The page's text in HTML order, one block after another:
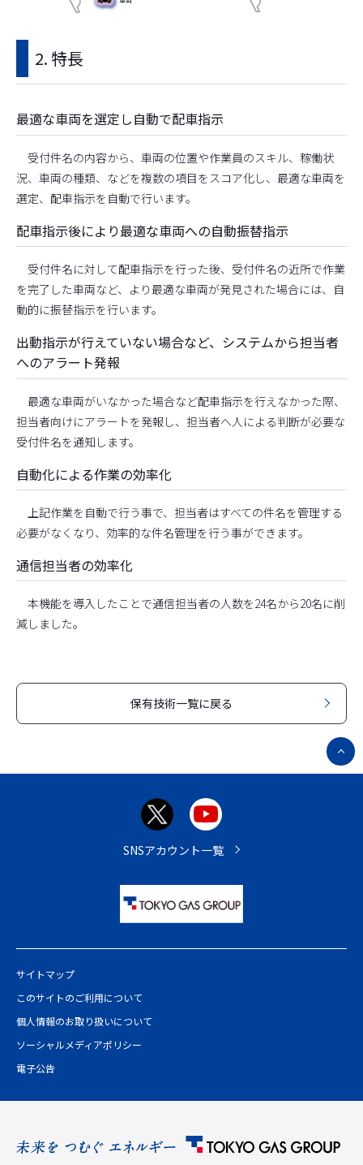
2. 特長
最適な車両を選定し自動で配車指示
受付件名の内容から、車両の位置や作業員のスキル、稼働状
況、車両の種類、などを複数の項目をスコア化し、最適な車両を
選定、配車指示を自動で行います。
配車指示後により最適な車両への自動振替指示
受付件名に対して配車指示を行った後、受付件名の近所で作業
を完了した車両など、より最適な車両が発見された場合には、自
動的に振替指示を行います。
出動指示が行えていない場合など、システムから担当者
へのアラート発報
最適な車両がいなかった場合など配車指示を行えなかった際、
担当者向けにアラートを発報し、担当者へ人による判断が必要な
受付件名を通知します。
自動化による作業の効率化
上記作業を自動で行う事で、担当者はすべての件名を管理する
必要がなくなり、効率的な件名管理を行う事ができます。
通信担当者の効率化
本機能を導入したことで通信担当者の人数を24名から20名に削
減しました。
保有技術一覧に戻る
ペ
ー
サイトマップ
このサイトのご利用について
個人情報のお取り扱いについて
ソーシャルメディアポリシー
電子公告
SNSアカウント一覧